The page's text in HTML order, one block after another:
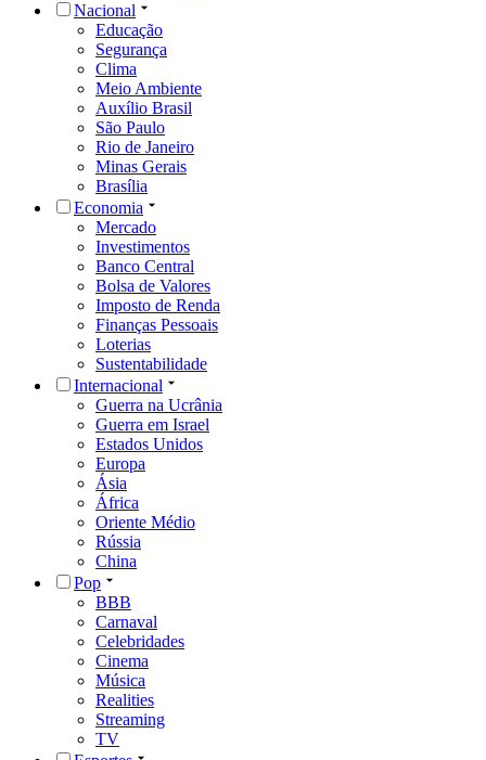
Nacional
Educação
Segurança
Clima
Meio Ambiente
Auxílio Brasil
São Paulo
Rio de Janeiro
Minas Gerais
Brasília
Economia
Mercado
Investimentos
Banco Central
Bolsa de Valores
Imposto de Renda
Finanças Pessoais
Loterias
Sustentabilidade
Internacional
Guerra na Ucrânia
Guerra em Israel
Estados Unidos
Europa
Ásia
África
Oriente Médio
Rússia
China
Pop
BBB
Carnaval
Celebridades
Cinema
Música
Realities
Streaming
TV